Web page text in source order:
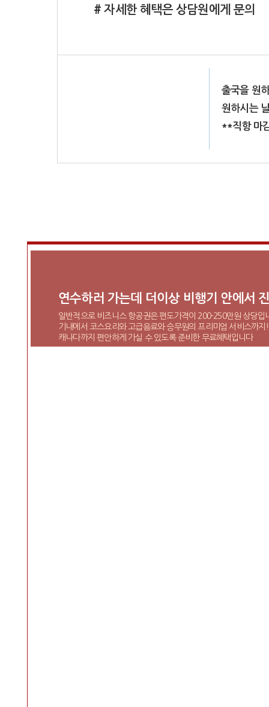
# 자세한 혜택은 상담원에게 문의
출국을 원
원하시는
**직항 마
연수하러 가는데 더이상 비행기 안에서
일반적으로 비즈니스 항공권은 편도가격이 200-250만원 상당입
기내에서 코스요리와 고급음료와 승무원의 프리미엄 서비스까지
캐나다까지 편안하게 가실 수 있도록 준비한 무료혜택입니다